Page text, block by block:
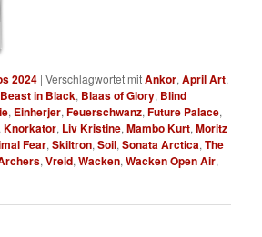
2024 |Verschlagwortet mitAnkor,April Art,
Beast in Black, Blaas of Glory, Blind
, Einherjer,Feuerschwanz,Future Palace,
,Knorkator, Liv Kristine,Mambo Kurt,Moritz
Fear,Skiltron,Soil,Sonata Arctica,The
,Vreid,Wacken,Wacken Open Air,